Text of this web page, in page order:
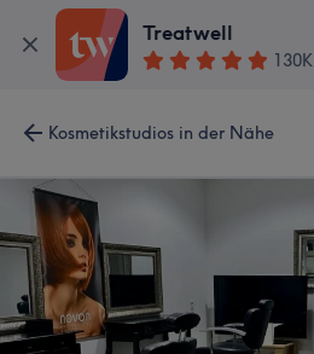
Treatwell
130K
Kosmetikstudios in der Nähe